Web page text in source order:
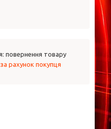
повернення товару
за рахунок покупця